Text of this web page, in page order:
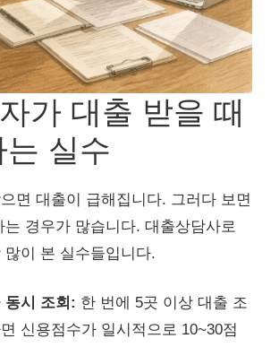
가 대출 받을 때
실수
면 대출이 급해집니다. 그러다 보면
는 경우가 많습니다. 대출상담사로
많이 본 실수들입니다.
동시 조회: 한 번에 5곳 이상 대출 조
신용점수가 일시적으로 10~30점